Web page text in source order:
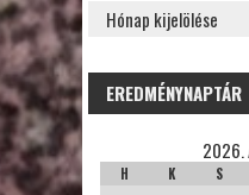
EREDMÉNYNAPTÁR
2026.
H K S